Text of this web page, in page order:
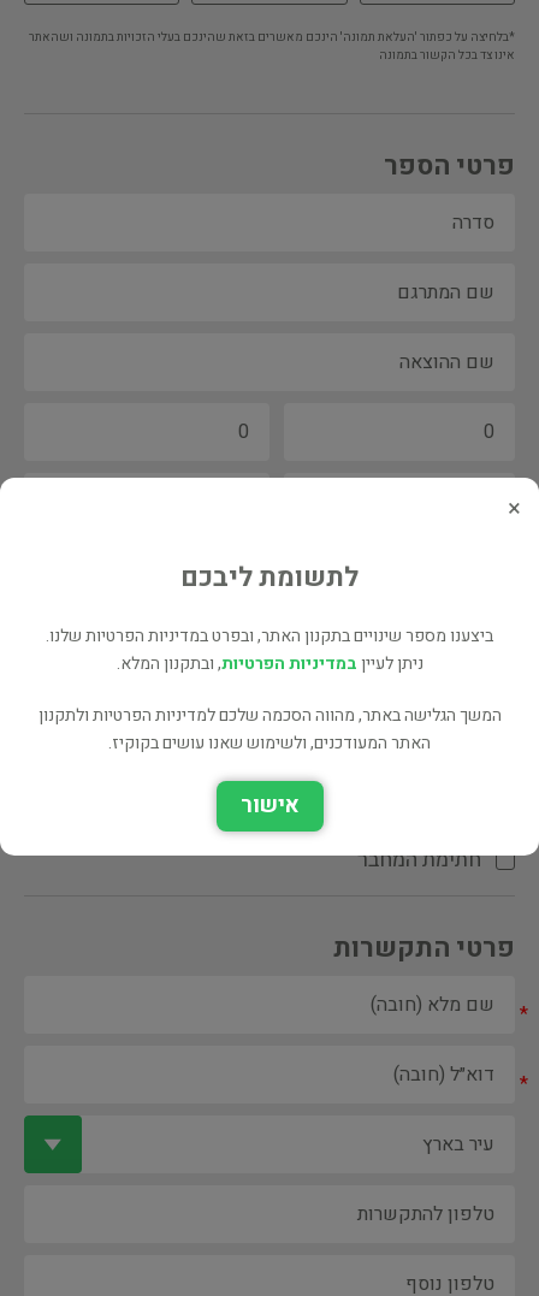
*בלחיצה על כפתור 'העלאת תמונה' הינכם מאשרים בזאת שהינכם בעלי הזכויות בתמונה ושהאתר
אינו צד בכל הקשור בתמונה
פרטי הספר
הקדשת המחבר\המתרגם
חתימת המחבר
פרטי התקשרות
*
*
×
לתשומת ליבכם
ביצענו מספר שינויים בתקנון האתר, ובפרט במדיניות הפרטיות שלנו.
ניתן לעייןבמדיניות הפרטיות, ובתקנון המלא.
המשך הגלישה באתר, מהווה הסכמה שלכם למדיניות הפרטיות ולתקנון
האתר המעודכנים, ולשימוש שאנו עושים בקוקיז.
אישור